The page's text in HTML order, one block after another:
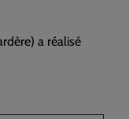
a réalisé